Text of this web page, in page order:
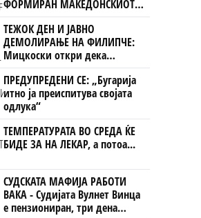
ФОРМИРАН МАКЕДОНСКИОТ
НАЦИОНАЛЕН СОЈУЗ
ТЕЖОК ДЕН И ЈАВНО
ДЕМОЛИРАЊЕ НА ФИЛИПЧЕ:
Мицкоски откри дека
човекот појма нема од
ништо, освен за кеш
ПРЕДУПРЕДЕНИ СЕ: „Бугарија
итно ја преиспитува својата
одлука“
ТЕМПЕРАТУРАТА ВО СРЕДА ЌЕ
БИДЕ ЗА НА ЛЕКАР, а потоа...
СУДСКАТА МАФИЈА РАБОТИ
ВАКА - Судијата Вулнет Винца
е пензиониран, три дена